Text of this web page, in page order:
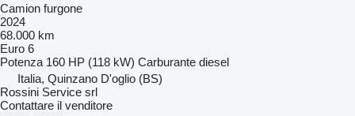
Camion furgone
2024
68.000 km
Euro 6
Potenza 160 HP (118 kW) Carburante diesel
Italia, Quinzano D'oglio (BS)
Rossini Service srl
Contattare il venditore